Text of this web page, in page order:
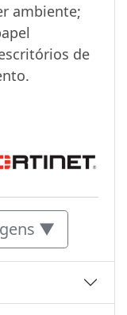
ambiente;
de
▼